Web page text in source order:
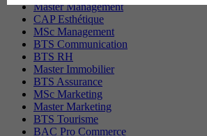
Master Management
CAP Esthétique
MSc Management
BTS Communication
BTS RH
Master Immobilier
BTS Assurance
MSc Marketing
Master Marketing
BTS Tourisme
BAC Pro Commerce